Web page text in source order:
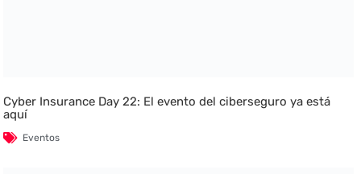
Cyber Insurance Day 22: El evento del ciberseguro ya está
aquí
Eventos